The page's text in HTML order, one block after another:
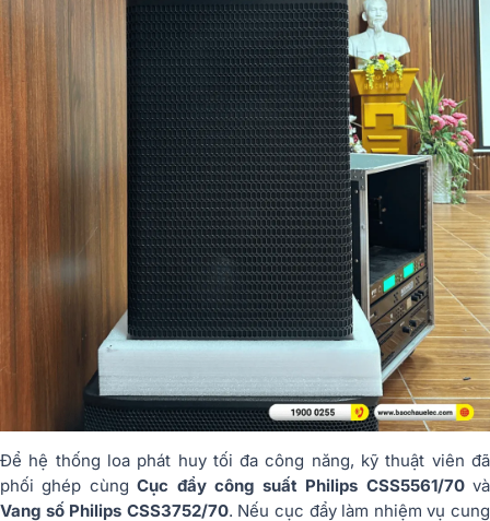
Để hệ thống loa phát huy tối đa công năng, kỹ thuật viên đã
phối ghép cùngCục đẩy công suất Philips CSS5561/70và
Vang số Philips CSS3752/70. Nếu cục đẩy làm nhiệm vụ cung